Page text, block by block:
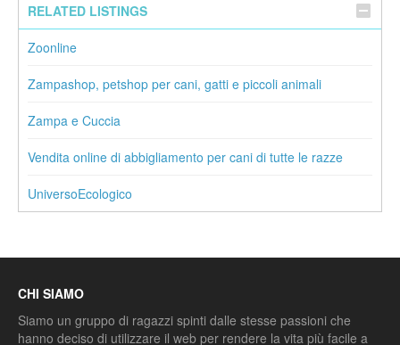
RELATED LISTINGS
Zoonline
Zampashop, petshop per cani, gatti e piccoli animali
Zampa e Cuccia
Vendita online di abbigliamento per cani di tutte le razze
UniversoEcologico
CHI SIAMO
Siamo un gruppo di ragazzi spinti dalle stesse passioni che
hanno deciso di utilizzare il web per rendere la vita più facile a